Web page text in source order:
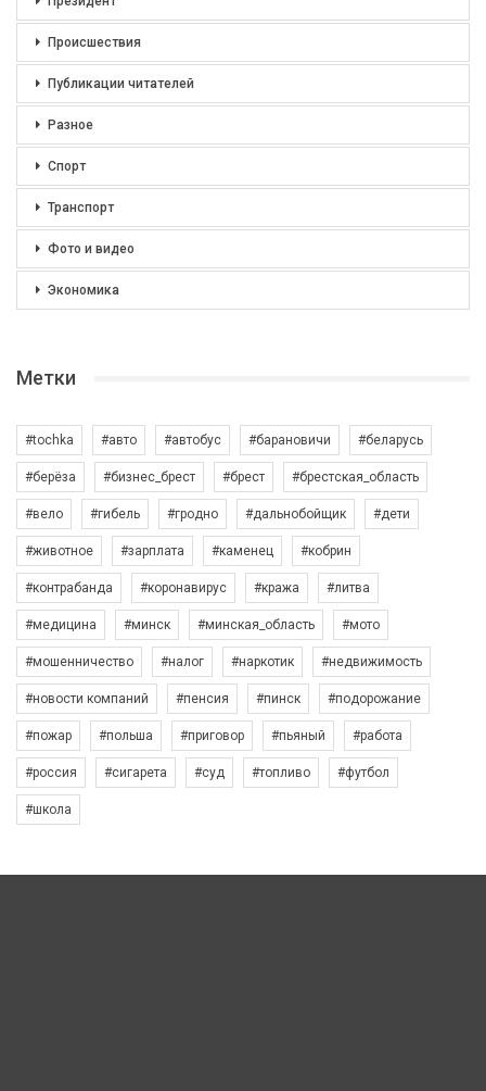
Происшествия
Публикации читателей
Разное
Спорт
Транспорт
Фото и видео
Экономика
Метки
#tochka #авто #автобус #барановичи #беларусь
#берёза #бизнес_брест #брест #брестская_область
#вело #гибель #гродно #дальнобойщик #дети
#животное #зарплата #каменец #кобрин
#контрабанда #коронавирус #кража #литва
#медицина #минск #минская_область #мото
#мошенничество #налог #наркотик #недвижимость
#новости компаний #пенсия #пинск #подорожание
#пожар #польша #приговор #пьяный #работа
#россия #сигарета #суд #топливо #футбол
#школа